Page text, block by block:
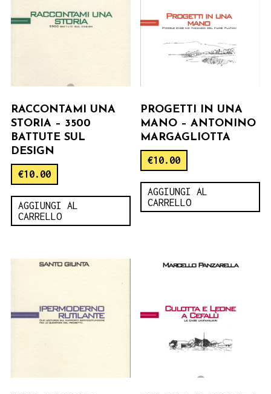
RACCONTAMI UNA
STORIA – 3500
BATTUTE SUL
DESIGN
€10.00
AGGIUNGI AL
CARRELLO
PROGETTI IN UNA
MANO – ANTONINO
MARGAGLIOTTA
€10.00
AGGIUNGI AL
CARRELLO